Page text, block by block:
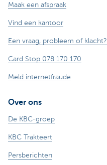
Maak een afspraak
Vind een kantoor
Een vraag, probleem of klacht?
Card Stop 078 170 170
Meld internetfraude
Over ons
De KBC-groep
KBC Trakteert
Persberichten